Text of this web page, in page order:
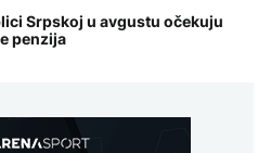
Srpskoj u avgustu očekuju
penzija